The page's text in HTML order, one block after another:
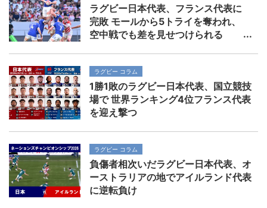
ラグビー日本代表、フランス代表に
完敗 モールから5トライを奪われ、
空中戦でも差を見せつけられる
ラグビー コラム
1勝1敗のラグビー日本代表、国立競技
場で 世界ランキング4位フランス代表
を迎え撃つ
ラグビー コラム
負傷者相次いだラグビー日本代表、オ
ーストラリアの地でアイルランド代表
に逆転負け